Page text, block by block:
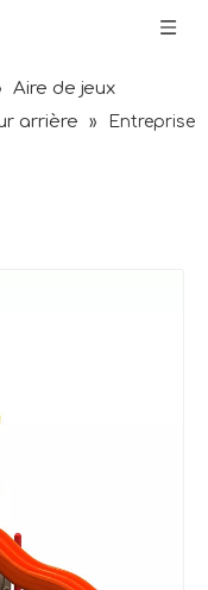
Aire de jeux
arrière »
Entreprise